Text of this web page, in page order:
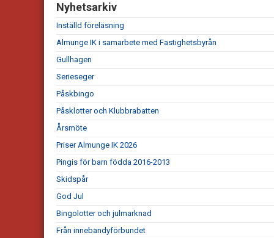
Nyhetsarkiv
Inställd föreläsning
Almunge IK i samarbete med Fastighetsbyrån
Gullhagen
Serieseger
Påskbingo
Påsklotter och Klubbrabatten
Årsmöte
Priser Almunge IK 2026
Pingis för barn födda 2016-2013
Skidspår
God Jul
Bingolotter och julmarknad
Från innebandyförbundet